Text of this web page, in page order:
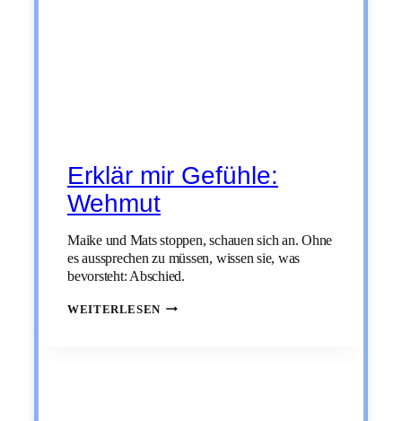
Erklär mir Gefühle:
Wehmut
Maike und Mats stoppen, schauen sich an. Ohne
es aussprechen zu müssen, wissen sie, was
bevorsteht: Abschied.
WEITERLESENERKLÄR